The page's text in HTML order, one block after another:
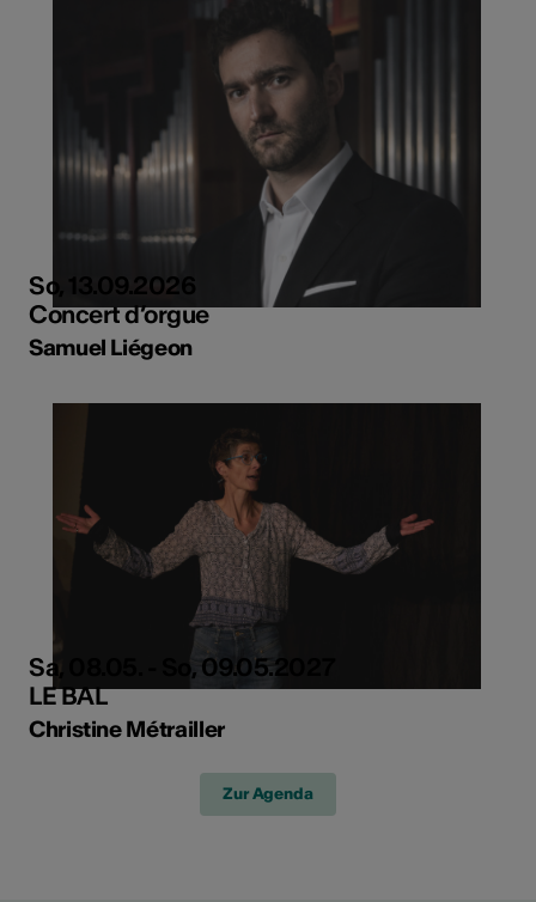
So, 13.09.2026
Concert d’orgue
Samuel Liégeon
Sa, 08.05. - So, 09.05.2027
LE BAL
Christine Métrailler
Zur Agenda